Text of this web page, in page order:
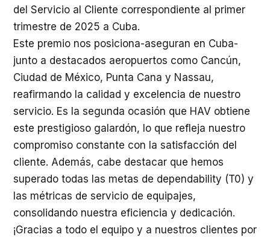
del Servicio al Cliente correspondiente al primer
trimestre de 2025 a Cuba.
Este premio nos posiciona-aseguran en Cuba-
junto a destacados aeropuertos como Cancún,
Ciudad de México, Punta Cana y Nassau,
reafirmando la calidad y excelencia de nuestro
servicio. Es la segunda ocasión que HAV obtiene
este prestigioso galardón, lo que refleja nuestro
compromiso constante con la satisfacción del
cliente. Además, cabe destacar que hemos
superado todas las metas de dependability (T0) y
las métricas de servicio de equipajes,
consolidando nuestra eficiencia y dedicación.
¡Gracias a todo el equipo y a nuestros clientes por